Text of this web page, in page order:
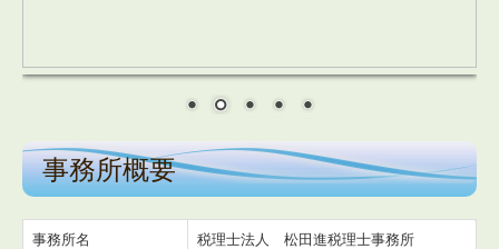
事務所概要
事務所名 税理士法人 松田進税理士事務所